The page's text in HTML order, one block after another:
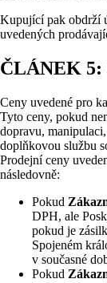
Kupující pak obdrží
uvedených
ČLÁNEK 5:
Ceny uvedené pro
Tyto ceny, pokud
dopravu,
doplňkovou službu
Prodejní ceny
následovně:
Pokud
DPH, ale
pokud je
Spojeném
v současné
Pokud